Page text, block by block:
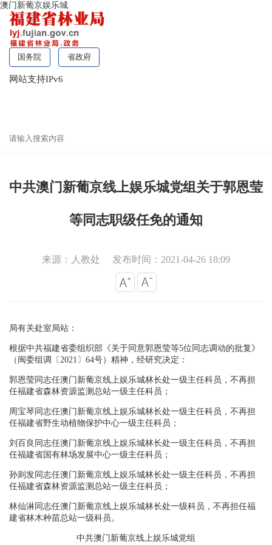
澳门新葡京娱乐城
国务院 省政府
网站支持IPv6
中共澳门新葡京线上娱乐城党组关于郭恩莹
等同志职级任免的通知
来源：人教处 发布时间：2021-04-26 18:09
局有关处室局站：
根据中共福建省委组织部《关于同意郭恩莹等5位同志调动的批复》
（闽委组调〔 2021 〕 64号）精神，经研究决定：
郭恩莹同志任澳门新葡京线上娱乐城林长处一级主任科员，不再担
任福建省森林资源监测总站一级主任科员；
周宝琴同志任澳门新葡京线上娱乐城林长处一级主任科员，不再担
任福建省野生动植物保护中心一级主任科员；
刘百良同志任澳门新葡京线上娱乐城林长处一级主任科员，不再担
任福建省国有林场发展中心一级主任科员；
孙则发同志任澳门新葡京线上娱乐城林长处一级主任科员，不再担
任福建省森林资源监测总站一级主任科员；
林仙淋同志任澳门新葡京线上娱乐城林长处一级科员，不再担任福
建省林木种苗总站一级科员。
中共澳门新葡京线上娱乐城党组